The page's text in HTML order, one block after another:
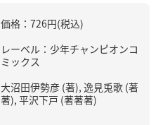
価格：726円(税込)
レーベル：少年チャンピオンコ
ミックス
大沼田伊勢彦 (著), 逸見兎歌 (著
著), 平沢下戸 (著著著)